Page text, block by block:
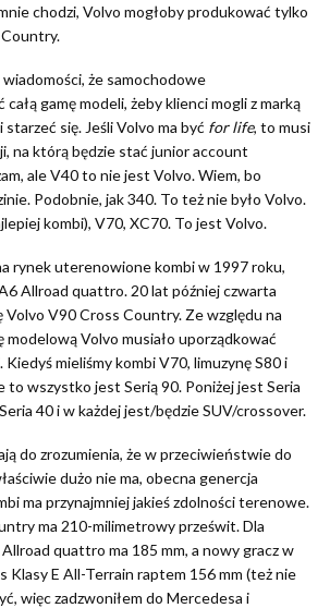
chodzi, Volvo mogłoby produkować tylko
wiadomości, że samochodowe
gamę modeli, żeby klienci mogli z marką
się. Jeśli Volvo ma być for life, to musi
na którą będzie stać junior account
ale V40 to nie jest Volvo. Wiem, bo
Podobnie, jak 340. To też nie było Volvo.
kombi), V70, XC70. To jest Volvo.
rynek uterenowione kombi w 1997 roku,
Allroad quattro. 20 lat później czwarta
Volvo V90 Cross Country. Ze względu na
Volvo musiało uporządkować
mieliśmy kombi V70, limuzynę S80 i
to wszystko jest Serią 90. Poniżej jest Seria
40 i w każdej jest/będzie SUV/crossover.
do zrozumienia, że w przeciwieństwie do
dużo nie ma, obecna genercja
ma przynajmniej jakieś zdolności terenowe.
ma 210-milimetrowy prześwit. Dla
quattro ma 185 mm, a nowy gracz w
Klasy E All-Terrain raptem 156 mm (też nie
więc zadzwoniłem do Mercedesa i